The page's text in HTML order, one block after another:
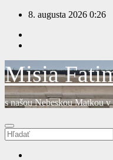
Prejsť
obsah
8. augusta 2026 0:26
Misia
s našou Nebeskou Matkou